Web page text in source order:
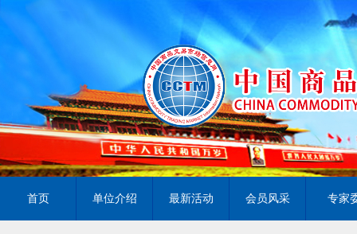
首页 单位介绍 最新活动 会员风采 专家